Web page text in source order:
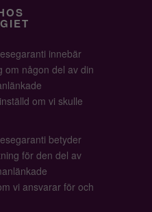
innebär
om någon del av din
om vi skulle
betyder
för den del av
vi ansvarar för och